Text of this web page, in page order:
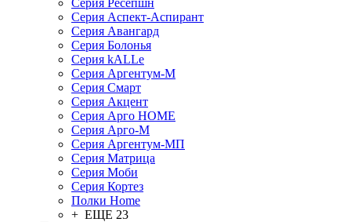
Серия Ресепшн
Серия Аспект-Аспирант
Серия Авангард
Серия Болонья
Серия kALLe
Серия Аргентум-М
Серия Смарт
Серия Акцент
Серия Арго HOME
Серия Арго-М
Серия Аргентум-МП
Серия Матрица
Серия Моби
Серия Кортез
Полки Home
+ ЕЩЕ 23